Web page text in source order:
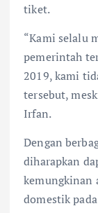
tiket.
“Kami selalu
pemerintah
2019, kami
tersebut,
Irfan.
Dengan
diharapkan
kemungkinan
domestik